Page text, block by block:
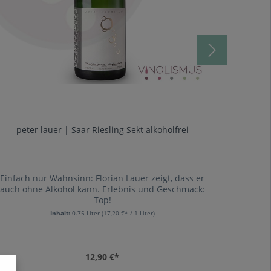
peter lauer | Saar Riesling Sekt alkoholfrei
Einfach nur Wahnsinn: Florian Lauer zeigt, dass er
auch ohne Alkohol kann. Erlebnis und Geschmack:
Top!
Inhalt: 0.75 Liter (17,20 €* / 1 Liter)
12,90 €*